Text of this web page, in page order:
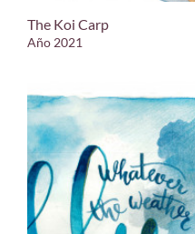
The Koi Carp
Año 2021